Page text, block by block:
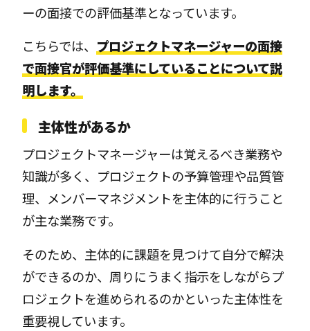
ーの面接での評価基準となっています。
こちらでは、 プロジェクトマネージャーの面接
で面接官が評価基準にしていることについて説
明します。
主体性があるか
プロジェクトマネージャーは覚えるべき業務や
知識が多く、プロジェクトの予算管理や品質管
理、メンバーマネジメントを主体的に行うこと
が主な業務です。
そのため、主体的に課題を見つけて自分で解決
ができるのか、周りにうまく指示をしながらプ
ロジェクトを進められるのかといった主体性を
重要視しています。